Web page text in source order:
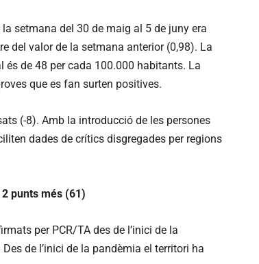
setmana del 30 de maig al 5 de juny era
del valor de la setmana anterior (0,98). La
és de 48 per cada 100.000 habitants. La
que es fan surten positives.
(-8). Amb la introducció de les persones
dades de crítics disgregades per regions
punts més (61)
per PCR/TA des de l’inici de la
de l’inici de la pandèmia el territori ha